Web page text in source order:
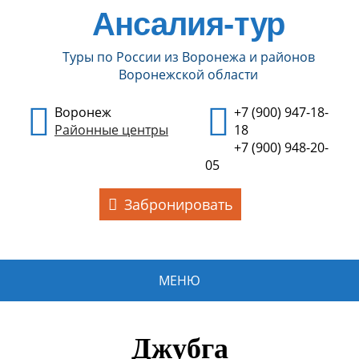
Ансалия-тур
Туры по России из Воронежа и районов
Воронежской области
Воронеж
Районные центры
+7 (900) 947-18-
18
+7 (900) 948-20-
05
Забронировать
МЕНЮ
Джубга